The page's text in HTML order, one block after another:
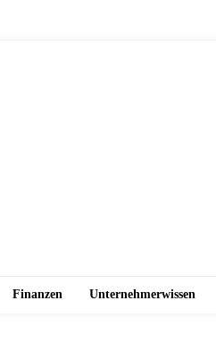
Finanzen Unternehmerwissen